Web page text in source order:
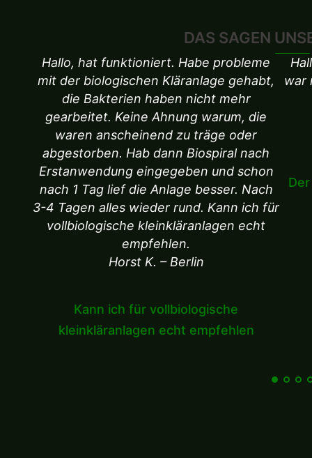
DAS SAGEN
Hallo, hat funktioniert. Habe probleme
mit der biologischen Kläranlage gehabt,
die Bakterien haben nicht mehr
gearbeitet. Keine Ahnung warum, die
waren anscheinend zu träge oder
abgestorben. Hab dann Biospiral nach
Erstanwendung eingegeben und schon
nach 1 Tag lief die Anlage besser. Nach
3-4 Tagen alles wieder rund. Kann ich für
vollbiologische kleinkläranlagen echt
empfehlen.
Horst K. – Berlin
Kann ich für vollbiologische
kleinkläranlagen echt empfehlen
war